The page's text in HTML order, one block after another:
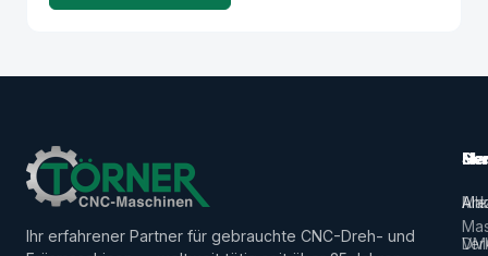
Ihr erfahrener Partner für gebrauchte CNC-Dreh- und
Alle